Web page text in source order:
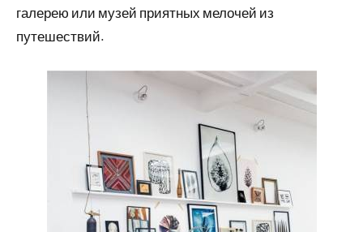
галерею или музей приятных мелочей из
путешествий.